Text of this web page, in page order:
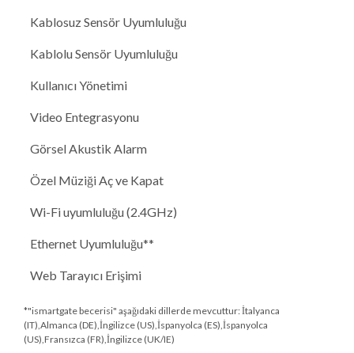
Kablosuz Sensör Uyumluluğu
Kablolu Sensör Uyumluluğu
Kullanıcı Yönetimi
Video Entegrasyonu
Görsel Akustik Alarm
Özel Müziği Aç ve Kapat
Wi-Fi uyumluluğu (2.4GHz)
Ethernet Uyumluluğu**
Web Tarayıcı Erişimi
*"ismartgate becerisi" aşağıdaki dillerde mevcuttur: İtalyanca
(IT),Almanca (DE),İngilizce (US),İspanyolca (ES),İspanyolca
(US),Fransızca (FR),İngilizce (UK/IE)